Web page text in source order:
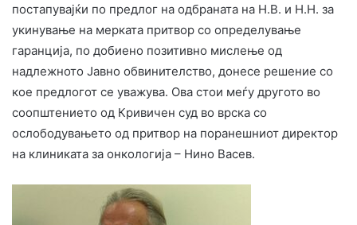
постапувајќи по предлог на одбраната на Н.В. и Н.Н. за
укинување на мерката притвор со определување
гаранција, по добиено позитивно мислење од
надлежното Јавно обвинителство, донесе решение со
кое предлогот се уважува. Ова стои меѓу другото во
соопштението од Кривичен суд во врска со
ослободувањето од притвор на поранешниот директор
на клиниката за онкологија – Нино Васев.